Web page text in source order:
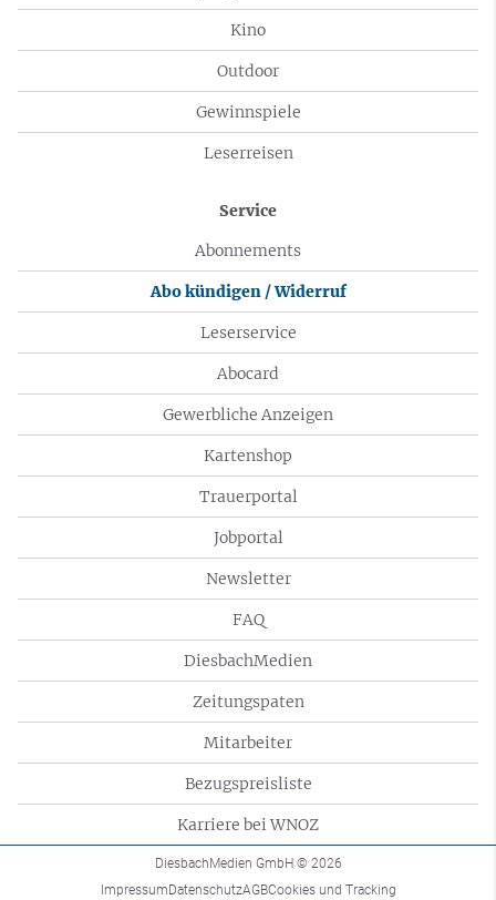
Kino
Outdoor
Gewinnspiele
Leserreisen
Service
Abonnements
Abo kündigen / Widerruf
Leserservice
Abocard
Gewerbliche Anzeigen
Kartenshop
Trauerportal
Jobportal
Newsletter
FAQ
DiesbachMedien
Zeitungspaten
Mitarbeiter
Bezugspreisliste
Karriere bei WNOZ
DiesbachMedien GmbH © 2026
ImpressumDatenschutzAGBCookies und Tracking